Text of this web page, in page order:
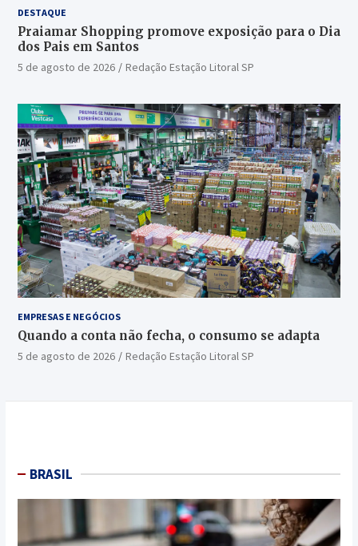
DESTAQUE
Praiamar Shopping promove exposição para o Dia
dos Pais em Santos
5 de agosto de 2026 Redação Estação Litoral SP
EMPRESAS E NEGÓCIOS
Quando a conta não fecha, o consumo se adapta
5 de agosto de 2026 Redação Estação Litoral SP
BRASIL